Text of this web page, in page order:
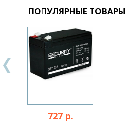
ПОПУЛЯРНЫЕ ТОВАРЫ
727 р.